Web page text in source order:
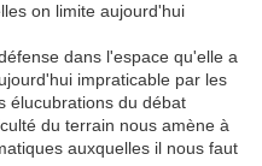
on limite aujourd'hui
dans l'espace qu'elle a
impraticable par les
élucubrations du débat
du terrain nous amène à
auxquelles il nous faut